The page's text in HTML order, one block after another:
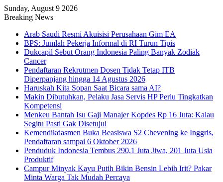
Sunday, August 9 2026
Breaking News
Arab Saudi Resmi Akuisisi Perusahaan Gim EA
BPS: Jumlah Pekerja Informal di RI Turun Tipis
Dukcapil Sebut Orang Indonesia Paling Banyak Zodiak
Cancer
Pendaftaran Rekrutmen Dosen Tidak Tetap ITB
Diperpanjang hingga 14 Agustus 2026
Haruskah Kita Sopan Saat Bicara sama AI?
Makin Dibutuhkan, Pelaku Jasa Servis HP Perlu Tingkatkan
Kompetensi
Menkeu Bantah Isu Gaji Manajer Kopdes Rp 16 Juta: Kalau
Segitu Pasti Gak Disetujui
Kemendikdasmen Buka Beasiswa S2 Chevening ke Inggris,
Pendaftaran sampai 6 Oktober 2026
Penduduk Indonesia Tembus 290,1 Juta Jiwa, 201 Juta Usia
Produktif
Campur Minyak Kayu Putih Bikin Bensin Lebih Irit? Pakar
Minta Warga Tak Mudah Percaya